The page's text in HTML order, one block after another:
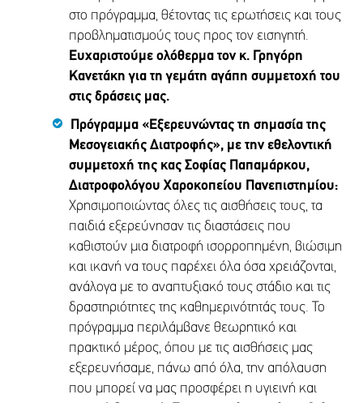
στο πρόγραμμα, θέτοντας τις ερωτήσεις και τους
προβληματισμούς τους προς τον εισηγητή.
Ευχαριστούμε ολόθερμα τον κ. Γρηγόρη
Κανετάκη για τη γεμάτη αγάπη συμμετοχή του
στις δράσεις μας.
Πρόγραμμα «Εξερευνώντας τη σημασία της
Μεσογειακής Διατροφής», με την εθελοντική
συμμετοχή της κας Σοφίας Παπαμάρκου,
Διατροφολόγου Χαροκοπείου Πανεπιστημίου:
Χρησιμοποιώντας όλες τις αισθήσεις τους, τα
παιδιά εξερεύνησαν τις διαστάσεις που
καθιστούν μια διατροφή ισορροπημένη, βιώσιμη
και ικανή να τους παρέχει όλα όσα χρειάζονται,
ανάλογα με το αναπτυξιακό τους στάδιο και τις
δραστηριότητες της καθημερινότητάς τους. Το
πρόγραμμα περιλάμβανε θεωρητικό και
πρακτικό μέρος, όπου με τις αισθήσεις μας
εξερευνήσαμε, πάνω από όλα, την απόλαυση
που μπορεί να μας προσφέρει η υγιεινή και